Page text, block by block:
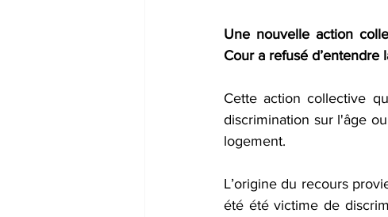
Une nouvelle action
Cour a refusé d’entendre
Cette action collective
discrimination sur l'âge
logement.
L’origine du recours
été été victime de